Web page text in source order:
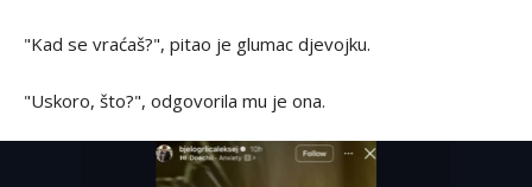
"Kad se vraćaš?", pitao je glumac djevojku.
"Uskoro, što?", odgovorila mu je ona.